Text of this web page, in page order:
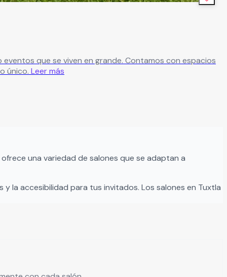
en grande. Contamos con espacios
único. Leer más
ofrece una variedad de salones que se adaptan a
la accesibilidad para tus invitados. Los salones en Tuxtla